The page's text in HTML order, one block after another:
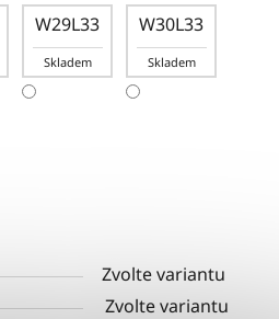
W29L33
Skladem
W30L33
Skladem
Zvolte variantu
Zvolte variantu